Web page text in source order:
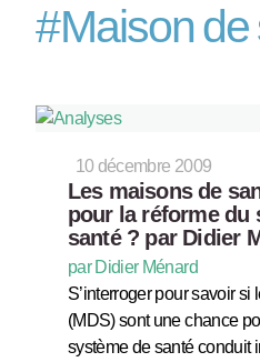
#Maison de
10 décembre 2009
Les maisons de
pour la réforme du
santé ? par Didier
par Didier Ménard
S’interroger pour savoir
(MDS) sont une chance
système de santé conduit